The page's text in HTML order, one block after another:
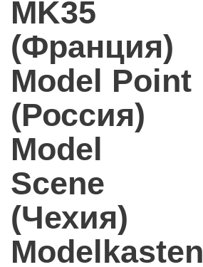
MK35
(Франция)
Model Point
(Россия)
Model
Scene
(Чехия)
Modelkasten